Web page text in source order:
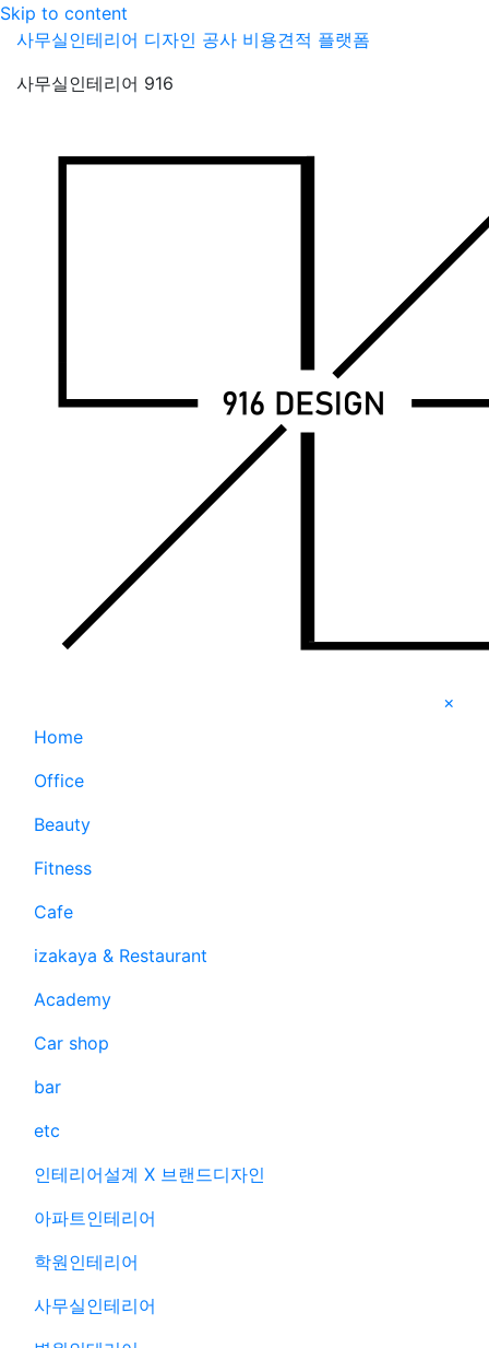
Skip to content
사무실인테리어 디자인 공사 비용견적 플랫폼
사무실인테리어 916
×
Home
Office
Beauty
Fitness
Cafe
izakaya & Restaurant
Academy
Car shop
bar
etc
인테리어설계 X 브랜드디자인
아파트인테리어
학원인테리어
사무실인테리어